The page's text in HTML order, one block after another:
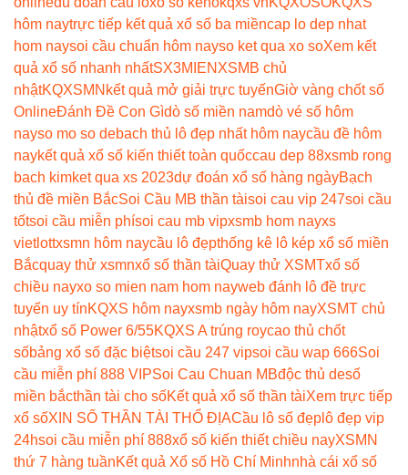
hôm naytrực tiếp kết quả xổ số ba miềncap lo dep nhat
hom naysoi cầu chuẩn hôm nayso ket qua xo soXem kết
quả xổ số nhanh nhấtSX3MIEN XSMB chủ
nhậtKQXSMN kết quả mở giải trực tuyếnGiờ vàng chốt số
OnlineĐánh Đề Con Gìdò số miền namdò vé số hôm
nayso mo so debach thủ lô đẹp nhất hôm naycầu đề hôm
naykết quả xổ số kiến thiết toàn quốccau dep 88xsmb rong
bach kimket qua xs 2023dự đoán xổ số hàng ngàyBạch
thủ đề miền BắcSoi Cầu MB thần tàisoi cau vip 247soi cầu
tốtsoi cầu miễn phísoi cau mb vipxsmb hom nayxs
vietlottxsmn hôm naycầu lô đẹpthống kê lô kép xổ số miền
Bắcquay thử xsmnxổ số thần tàiQuay thử XSMTxổ số
chiều nayxo so mien nam hom nayweb đánh lô đề trực
tuyến uy tínKQXS hôm nayxsmb ngày hôm nayXSMT chủ
nhậtxổ số Power 6/55KQXS A trúng roycao thủ chốt
sốbảng xổ số đặc biệtsoi cầu 247 vipsoi cầu wap 666Soi
cầu miễn phí 888 VIPSoi Cau Chuan MBđộc thủ desố
miền bắcthần tài cho sốKết quả xổ số thần tàiXem trực tiếp
xổ sốXIN SỐ THẦN TÀI THỔ ĐỊACầu lô số đẹp lô đẹp vip
24hsoi cầu miễn phí 888xổ số kiến thiết chiều nayXSMN
thứ 7 hàng tuầnKết quả Xổ số Hồ Chí Minhnhà cái xổ số